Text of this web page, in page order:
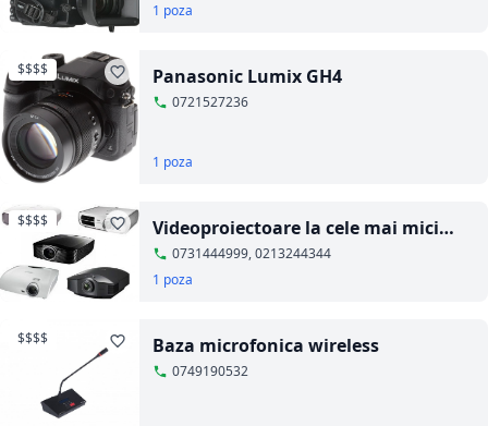
1 poza
$$$$ Panasonic Lumix GH4
0721527236
1 poza
$$$$
Videoproiectoare la cele mai mici
preturi
0731444999, 0213244344
1 poza
$$$$ Baza microfonica wireless
0749190532